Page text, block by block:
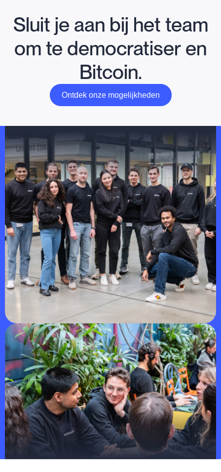
Sluit je aan bij het team
om te democratiser en
Bitcoin.
Ontdek onze mogelijkheden
Ontdek onze mogelijkheden